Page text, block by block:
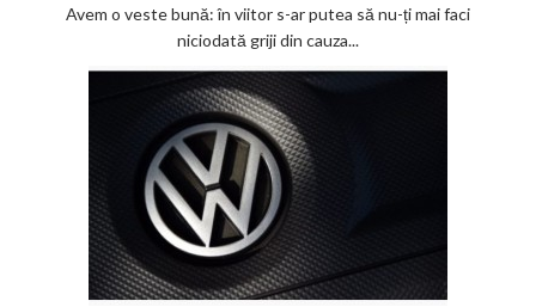
tehnologia
Avem o veste bună: în viitor s-ar putea să nu-ți mai faci
niciodată griji din cauza...